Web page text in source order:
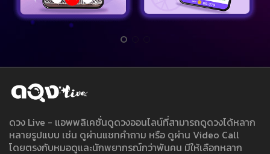
ดวง Live - แอพพลิเคชั่นดูดวงออนไลน์ที่สามารถดูดวงได้หลาก
หลายรูปแบบ เช่น ดูผ่านแชทคำถาม หรือ ดูผ่าน Video Call
โดยตรงกับหมอดูและนักพยากรณ์กว่าพันคน มีให้เลือกหลาก